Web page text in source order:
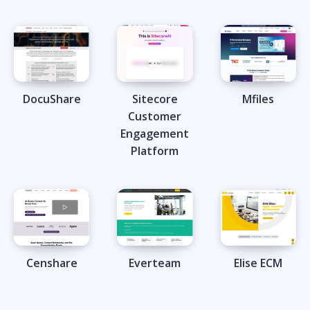
DocuShare
Sitecore
Customer
Engagement
Platform
Mfiles
Censhare Everteam Elise ECM